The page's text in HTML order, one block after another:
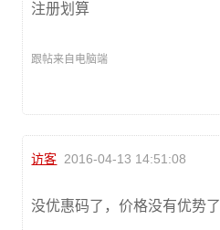
注册划算
跟帖来自电脑端
访客 2016-04-13 14:51:08
没优惠码了，价格没有优势了